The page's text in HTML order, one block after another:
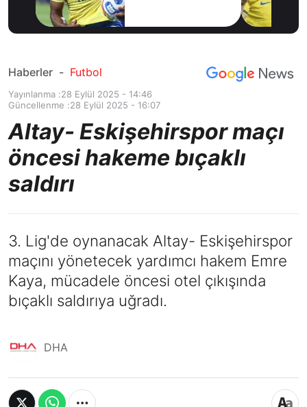
Haberler - Futbol
Yayınlanma :28 Eylül 2025 - 14:46
Güncellenme :28 Eylül 2025 - 16:07
Altay- Eskişehirspor maçı
öncesi hakeme bıçaklı
saldırı
3. Lig'de oynanacak Altay- Eskişehirspor
maçını yönetecek yardımcı hakem Emre
Kaya, mücadele öncesi otel çıkışında
bıçaklı saldırıya uğradı.
DHA